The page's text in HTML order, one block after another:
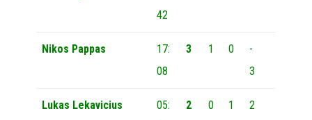
42
Nikos Pappas
17:
08
3 1 0
-
3
Lukas Lekavicius
05:
2 0 1 2